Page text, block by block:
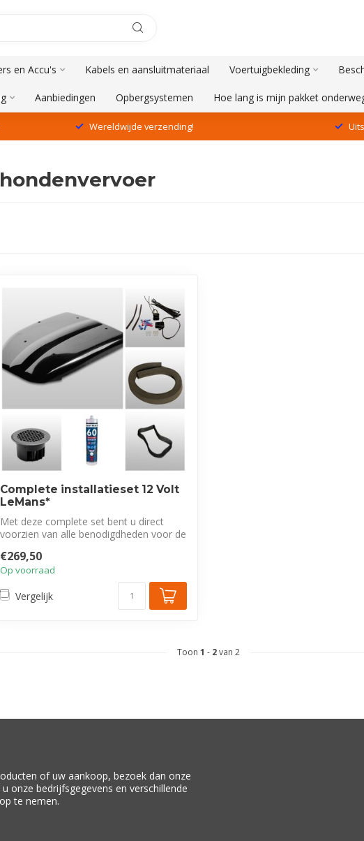
en Accu's Kabels en aansluitmateriaal Voertuigbekleding
Aanbiedingen Opbergsystemen Hoe lang is mijn pakket
Wereldwijde verzending!
Complete installatieset 12 Volt
LeMans*
Met deze complete set bent u direct
voorzien van alle benodigdheden voor de
€269,50
Op voorraad
Vergelijk
Toon 1 - 2van 2
of uw aankoop, bezoek dan onze
onze bedrijfsgegevens en verschillende
te nemen.